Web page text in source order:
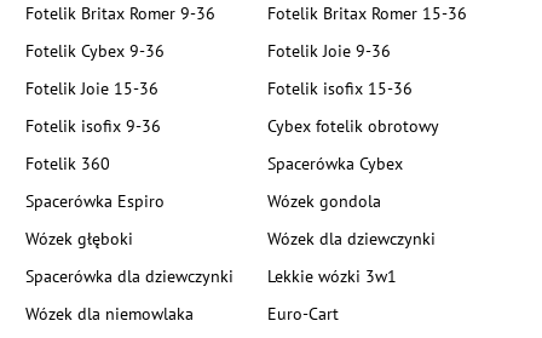
Fotelik Britax Romer 9-36
Fotelik Britax Romer 15-36
Fotelik Cybex 9-36
Fotelik Joie 9-36
Fotelik Joie 15-36
Fotelik isofix 15-36
Fotelik isofix 9-36
Cybex fotelik obrotowy
Fotelik 360
Spacerówka Cybex
Spacerówka Espiro
Wózek gondola
Wózek głęboki
Wózek dla dziewczynki
Spacerówka dla dziewczynki
Lekkie wózki 3w1
Wózek dla niemowlaka
Euro-Cart